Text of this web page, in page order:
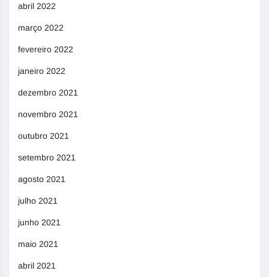
abril 2022
março 2022
fevereiro 2022
janeiro 2022
dezembro 2021
novembro 2021
outubro 2021
setembro 2021
agosto 2021
julho 2021
junho 2021
maio 2021
abril 2021